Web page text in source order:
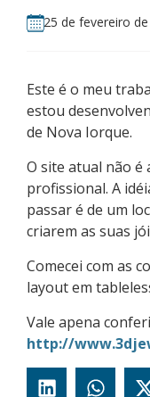
25 de fevereiro
Este é o meu
estou
de Nova Iorque.
O site atual não é
profissional. A
passar é de um
criarem as suas
Comecei com as
layout em
Vale apena
http://